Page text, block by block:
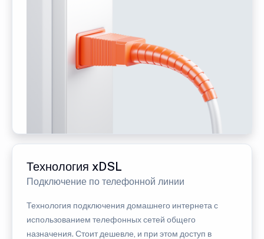
Технология xDSL
Подключение по телефонной линии
Технология подключения домашнего интернета с
использованием телефонных сетей общего
назначения. Стоит дешевле, и при этом доступ в